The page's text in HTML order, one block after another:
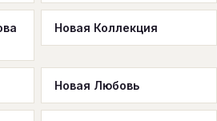
Новая Коллекция
Новая Любовь